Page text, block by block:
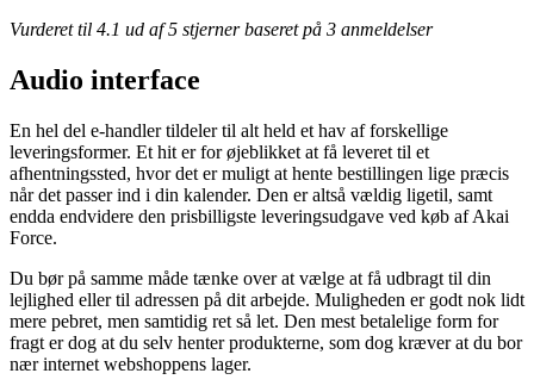
Vurderet til 4.1 ud af 5 stjerner baseret på 3 anmeldelser
Audio interface
En hel del e-handler tildeler til alt held et hav af forskellige
leveringsformer. Et hit er for øjeblikket at få leveret til et
afhentningssted, hvor det er muligt at hente bestillingen lige præcis
når det passer ind i din kalender. Den er altså vældig ligetil, samt
endda endvidere den prisbilligste leveringsudgave ved køb af Akai
Force.
Du bør på samme måde tænke over at vælge at få udbragt til din
lejlighed eller til adressen på dit arbejde. Muligheden er godt nok lidt
mere pebret, men samtidig ret så let. Den mest betalelige form for
fragt er dog at du selv henter produkterne, som dog kræver at du bor
nær internet webshoppens lager.